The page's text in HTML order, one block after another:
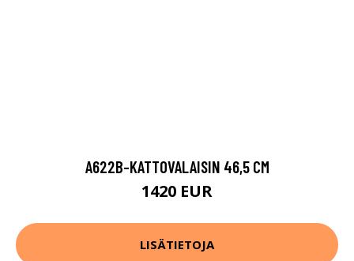
A622B-KATTOVALAISIN 46,5 CM
1420 EUR
LISÄTIETOJA